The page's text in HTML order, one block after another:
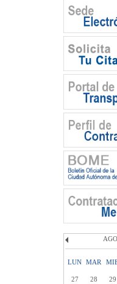
LUN MAR
27 28 29